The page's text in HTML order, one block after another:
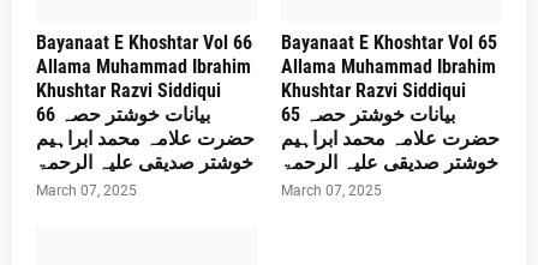
Bayanaat E Khoshtar Vol 66
Allama Muhammad Ibrahim
Khushtar Razvi Siddiqui
بیانات خوشتر حصہ 66
حضرت علامہ محمد ابراہیم
خوشتر صدیقی علیہ الرحمۃ
March 07, 2025
Bayanaat E Khoshtar Vol 65
Allama Muhammad Ibrahim
Khushtar Razvi Siddiqui
بیانات خوشتر حصہ 65
حضرت علامہ محمد ابراہیم
خوشتر صدیقی علیہ الرحمۃ
March 07, 2025